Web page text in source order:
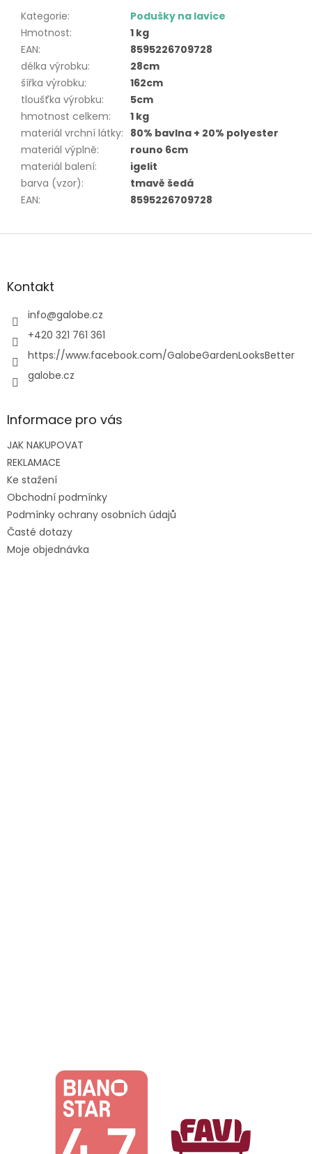
Kategorie:
Podušky na lavice
Hmotnost:
1 kg
EAN:
8595226709728
délka výrobku:
28cm
šířka výrobku:
162cm
tloušťka výrobku:
5cm
hmotnost celkem:
1 kg
materiál vrchní látky: 80% bavlna + 20% polyester
materiál výplně:
rouno 6cm
materiál balení:
igelit
barva (vzor):
tmavě šedá
EAN: 8595226709728
Z
aKontakt
info@galobe.cz
+420 321 761 361
https://www.facebook.com/GalobeGardenLooksBetter
galobe.cz
Informace pro vás
JAK NAKUPOVAT
REKLAMACE
Ke stažení
Obchodní podmínky
Podmínky ochrany osobních údajů
Časté dotazy
Moje objednávka